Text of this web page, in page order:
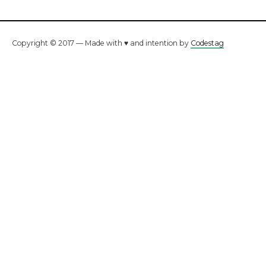
Copyright © 2017 — Made with ♥ and intention by Codestag